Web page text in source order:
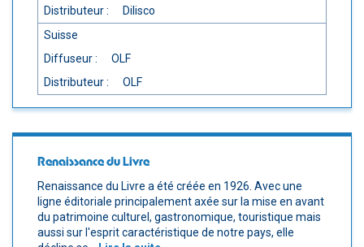
Distributeur :
Dilisco
Suisse
Diffuseur :
OLF
Distributeur :
OLF
Renaissance du Livre
Renaissance du Livre a été créée en 1926. Avec une
ligne éditoriale principalement axée sur la mise en avant
du patrimoine culturel, gastronomique, touristique mais
aussi sur l'esprit caractéristique de notre pays, elle